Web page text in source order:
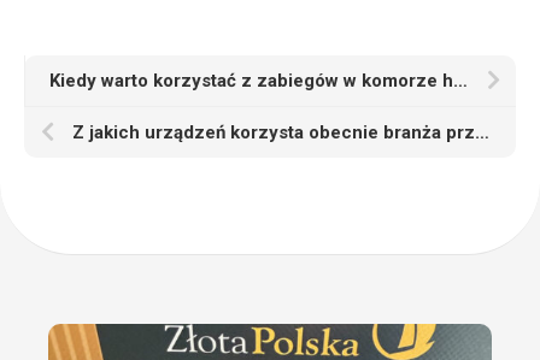
Kiedy warto korzystać z zabiegów w komorze hiperbarycznej
Z jakich urządzeń korzysta obecnie branża przemysłowa